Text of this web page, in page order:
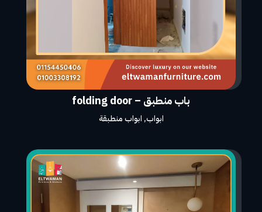
باب منطبق – folding door
ابواب, ابواب منطبقة